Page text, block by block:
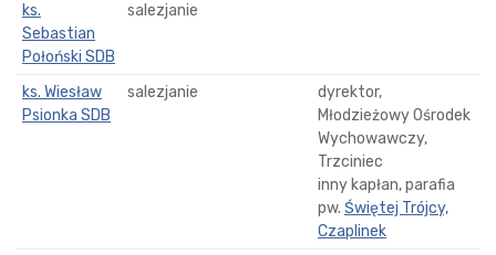
ks.
Sebastian
Połoński SDB
salezjanie
ks. Wiesław
Psionka SDB
salezjanie
dyrektor,
Młodzieżowy Ośrodek
Wychowawczy,
Trzciniec
inny kapłan, parafia
pw. Świętej Trójcy,
Czaplinek